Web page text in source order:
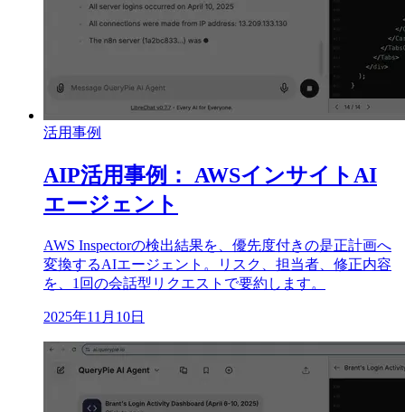
活用事例
AIP活用事例： AWSインサイトAI
エージェント
AWS Inspectorの検出結果を、優先度付きの是正計画へ
変換するAIエージェント。リスク、担当者、修正内容
を、1回の会話型リクエストで要約します。
2025年11月10日